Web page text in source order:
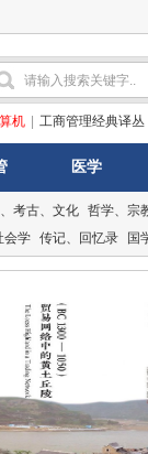
机 工商管理经典译丛
医学
考古、文化 哲学、宗
会学 传记、回忆录 国